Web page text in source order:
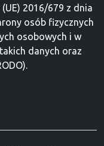
2016/679 z dnia
osób fizycznych
osobowych i w
danych oraz